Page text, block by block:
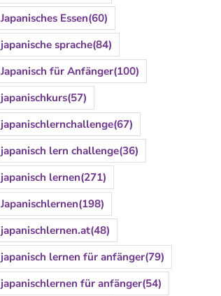
Japanisches Essen(60)
japanische sprache(84)
Japanisch für Anfänger(100)
japanischkurs(57)
japanischlernchallenge(67)
japanisch lern challenge(36)
japanisch lernen(271)
Japanischlernen(198)
japanischlernen.at(48)
japanisch lernen für anfänger(79)
japanischlernen für anfänger(54)